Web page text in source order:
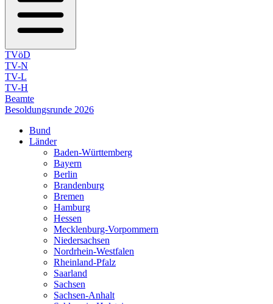
TVöD
TV-N
TV-L
TV-H
Beamte
Besoldungsrunde 2026
Bund
Länder
Baden-Württemberg
Bayern
Berlin
Brandenburg
Bremen
Hamburg
Hessen
Mecklenburg-Vorpommern
Niedersachsen
Nordrhein-Westfalen
Rheinland-Pfalz
Saarland
Sachsen
Sachsen-Anhalt